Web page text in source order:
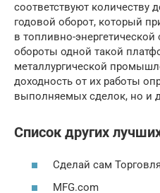
соответствуют количеству
годовой оборот, который
в топливно-
обороты одной такой
металлургической
доходность от их работы
выполняемых сделок, но и
Список других
Сделай сам Торговля
MFG.com